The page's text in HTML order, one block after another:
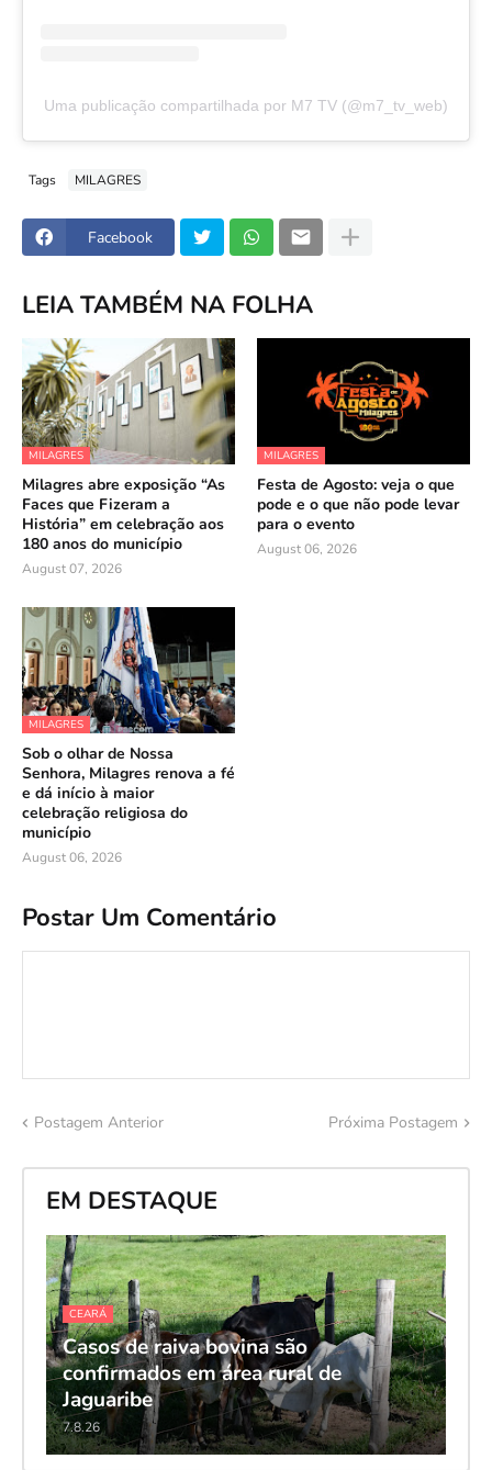
Uma publicação compartilhada por M7 TV (@m7_tv_web)
Tags MILAGRES
Facebook
LEIA TAMBÉM NA FOLHA
MILAGRES
Milagres abre exposição “As
Faces que Fizeram a
História” em celebração aos
180 anos do município
August 07, 2026
MILAGRES
Festa de Agosto: veja o que
pode e o que não pode levar
para o evento
August 06, 2026
MILAGRES
Sob o olhar de Nossa
Senhora, Milagres renova a fé
e dá início à maior
celebração religiosa do
município
August 06, 2026
Postar Um Comentário
Postagem Anterior Próxima Postagem
EM DESTAQUE
CEARÁ
Casos de raiva bovina são
confirmados em área rural de
Jaguaribe
7.8.26